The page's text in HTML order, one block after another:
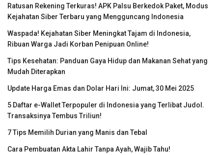
Ratusan Rekening Terkuras! APK Palsu Berkedok Paket, Modus
Kejahatan Siber Terbaru yang Mengguncang Indonesia
Waspada! Kejahatan Siber Meningkat Tajam di Indonesia,
Ribuan Warga Jadi Korban Penipuan Online!
Tips Kesehatan: Panduan Gaya Hidup dan Makanan Sehat yang
Mudah Diterapkan
Update Harga Emas dan Dolar Hari Ini: Jumat, 30 Mei 2025
5 Daftar e-Wallet Terpopuler di Indonesia yang Terlibat Judol.
Transaksinya Tembus Triliun!
7 Tips Memilih Durian yang Manis dan Tebal
Cara Pembuatan Akta Lahir Tanpa Ayah, Wajib Tahu!